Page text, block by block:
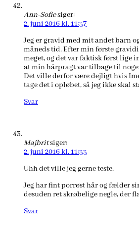
Ann-Sofiesiger:
2. juni 2016 kl. 11:37
Jeg er gravid med mit andet barn
måneds tid. Efter min første
meget, og det var faktisk først lige
at min hårpragt var tilbage til
Det ville derfor være dejligt hvis
tage det i opløbet, så jeg ikke skal
Svar
Majbritsiger:
2. juni 2016 kl. 11:33
Uhh det ville jeg gerne teste.
Jeg har fint porrøst hår og fælder
desuden ret skrøbelige negle, der
Svar